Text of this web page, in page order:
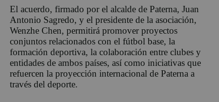
El acuerdo, firmado por el alcalde de Paterna, Juan
Antonio Sagredo, y el presidente de la asociación,
Wenzhe Chen, permitirá promover proyectos
conjuntos relacionados con el fútbol base, la
formación deportiva, la colaboración entre clubes y
entidades de ambos países, así como iniciativas que
refuercen la proyección internacional de Paterna a
través del deporte.